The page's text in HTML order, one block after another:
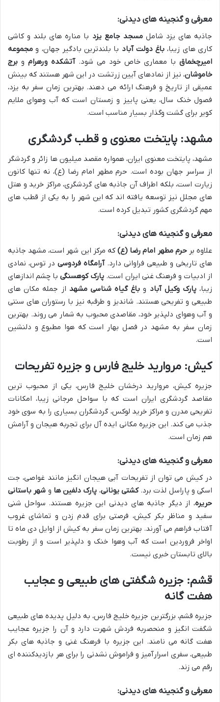
معرفی و گنجینه های دیدنی:
جاذبه های یزد شاملمسجد جامع یزد با مناره های بلند و کاشی
کاری های زیبا، باغ دولت آباد با بلندترین بادگیر جهان، و مجموعه
امیرچخماق با معماری خاص خود می شود.آتشکده ورهرام و برج
خاموشان، نیز از نمادهای آیین زرتشت در این شهر هستند که بینش
عمیقی از تاریخ و فرهنگ ارائه می دهند. بهترین زمان سفر به یزد،
فصول خنک سال، یعنی پاییز و زمستان است که آب وهوای ملایم
کویر برای گشت وگذار بسیار مناسب است.
مشهد: پایتخت معنوی و قطب گردشگری
مشهد، پایتخت معنوی ایران، همواره مقصد میلیون ها زائر و گردشگر
از سراسر جهان بوده است. حرم مطهر امام رضا (ع)، نه تنها کانون
زیارت است، بلکه اطراف آن جاذبه های گردشگری، مراکز خرید و هتل
های مجلل نیز توسعه یافته اند که این شهر را به یکی از قطب های
مهم گردشگری کشور تبدیل کرده است.
معرفی و گنجینه های دیدنی:
علاوه برحرم مطهر امام رضا (ع)که مرکز این شهر است، مشهد جاذبه
های تاریخی و طبیعی فراوانی دارد.آرامگاه فردوسی در توس، نمادی
از ادبیات و فرهنگ غنی ایران است. پارک کوهسنگیبا چشم اندازهای
زیبا،پارک وکیل آباد و باغ گیاه شناسی مشهد از جمله مکان های
طبیعی و تفریحی هستند. شاندیز و طرقبه نیز با رستوران های سنتی
و آب وهوای دلپذیر خود، مقاصدی محبوب به شمار می روند. بهترین
زمان سفر به مشهد در فصل بهار است که هوا مطبوع و دلنشین
است.
کیش: مروارید خلیج فارس و جزیره تفریحات
جزیره کیش، مروارید درخشان خلیج فارس، یکی از محبوب ترین
مقاصد گردشگری ایران است که با سواحل مرجانی زیبا، امکانات
تفریحی مدرن و مراکز خرید لوکس، گردشگران بسیاری را به سوی خود
جذب می کند. این جزیره مکانی ایده آل برای تجربه هیجان و آرامش
هم زمان است.
معرفی و گنجینه های دیدنی:
در کیش می توان از تفریحات آبی هیجان انگیز مانند غواصی، جت
اسکی و پاراسل لذت برد.کشتی یونانی، پارک دلفین ها و شهر باستانی
حریره، از دیگر جاذبه های دیدنی این جزیره هستند. سواحل شنی
سفید و مناظر بکر کیش، فرصتی برای قدم زدن و تماشای غروب
آفتاب فراهم می آورند. بهترین زمان سفر به کیش از اوایل دی ماه تا
اواخر فروردین است که آب وهوا خنک و دلپذیر است و از رطوبت
بالای تابستان خبری نیست.
قشم: جزیره شگفتی های طبیعی و عجایب
هفت گانه
جزیره قشم، بزرگترین جزیره خلیج فارس، به دلیل پدیده های طبیعی
شگفت انگیز و منحصربه فردش شهرت دارد و آن را جزیره عجایب
هفت گانه می نامند. این جزیره با فرهنگ غنی و جاذبه های بکر
طبیعی، سفری اسرارآمیز و فراموش نشدنی را برای هر بازدیدکننده ای
رقم می زند.
معرفی و گنجینه های دیدنی: